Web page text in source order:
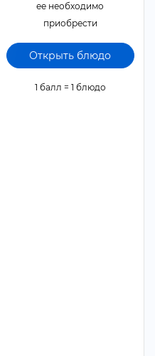
ее необходимо
приобрести
Открыть блюдо
1 балл = 1 блюдо